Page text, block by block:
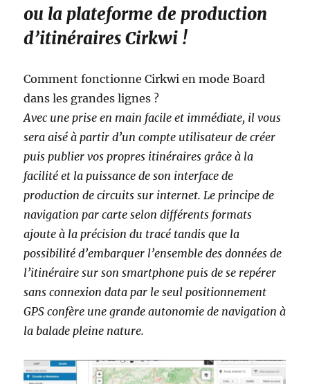
ou la plateforme de production
d’itinéraires Cirkwi !
Comment fonctionne Cirkwi en mode Board
dans les grandes lignes ?
Avec une prise en main facile et immédiate, il vous
sera aisé à partir d’un compte utilisateur de créer
puis publier vos propres itinéraires grâce à la
facilité et la puissance de son interface de
production de circuits sur internet. Le principe de
navigation par carte selon différents formats
ajoute à la précision du tracé tandis que la
possibilité d’embarquer l’ensemble des données de
l’itinéraire sur son smartphone puis de se repérer
sans connexion data par le seul positionnement
GPS confère une grande autonomie de navigation à
la balade pleine nature.